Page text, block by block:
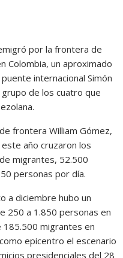
por la frontera de
Colombia, un aproximado
internacional Simón
de los cuatro que
frontera William Gómez,
año cruzaron los
migrantes, 52.500
personas por día.
a diciembre hubo un
250 a 1.850 personas en
migrantes en
epicentro el escenario
presidenciales del 28